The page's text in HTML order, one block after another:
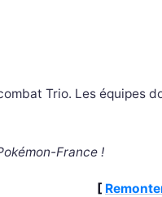
Trio. Les équipes
France !
[